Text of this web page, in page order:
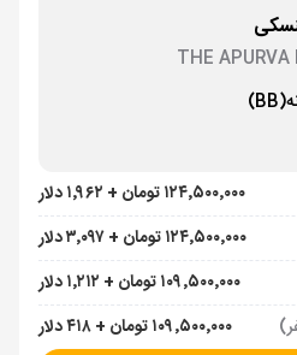
THE APURVA
(BB)
۱۲۴٬۵۰۰٬۰۰۰ تومان + ۱٬۹۶۲ دلار
۱۲۴٬۵۰۰٬۰۰۰ تومان + ۳٬۰۹۷ دلار
۱۰۹٬۵۰۰٬۰۰۰ تومان + ۱٬۲۱۲ دلار
۱۰۹٬۵۰۰٬۰۰۰ تومان + ۴۱۸ دلار